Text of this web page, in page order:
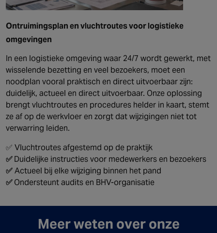
Ontruimingsplan en vluchtroutes voor logistieke
omgevingen
In een logistieke omgeving waar 24/7 wordt gewerkt, met
wisselende bezetting en veel bezoekers, moet een
noodplan vooral praktisch en direct uitvoerbaar zijn:
duidelijk, actueel en direct uitvoerbaar. Onze oplossing
brengt vluchtroutes en procedures helder in kaart, stemt
ze af op de werkvloer en zorgt dat wijzigingen niet tot
verwarring leiden.
✅ Vluchtroutes afgestemd op de praktijk
✅Duidelijke instructies voor medewerkers en bezoekers
✅Actueel bij elke wijziging binnen het pand
✅Ondersteunt audits en BHV-organisatie
Meer weten over onze